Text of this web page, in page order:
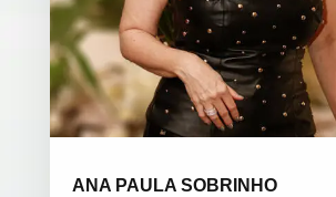
ANA PAULA SOBRINHO